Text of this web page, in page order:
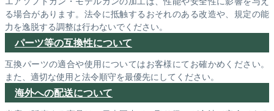
る場合があります。法令に抵触するおそれのある改造や、規定の能
力を逸脱する調整は行わないでください。
パーツ等の互換性について
互換パーツの適合や使用についてはお客様にてお確かめください。
また、適切な使用と法令順守を最優先にしてください。
海外への配送について